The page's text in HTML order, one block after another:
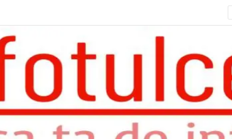
care vor lua parte la Festivalul Folk Țestos